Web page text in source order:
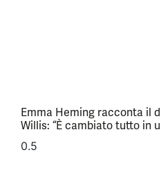
Emma Heming racconta il
Willis: “È cambiato tutto in